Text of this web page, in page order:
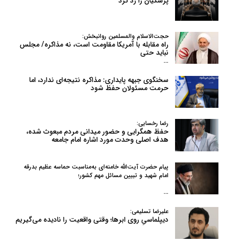
حجت‌الاسلام والمسلمین روانبخش:
راه مقابله با آمریکا مقاومت است، نه مذاکره/ مجلس
نباید حتی
…
سخنگوی جبهه پایداری: مذاکره نتیجه‌ای ندارد، اما
حرمت مسئولان حفظ شود
رضا رخسایی:
حفظ همگرایی و حضور میدانی مردم مبعوث شده،
هدف اصلی وحدت مورد اشاره امام جامعه
پیام حضرت آیت‌الله خامنه‌ای به‌مناسبت حماسه عظیم بدرقه
امام شهید و تبیین مسائل مهم کشور؛
…
علیرضا تسلیمی:
دیپلماسیِ روی ابرها؛ وقتی واقعیت را نادیده می‌گیریم